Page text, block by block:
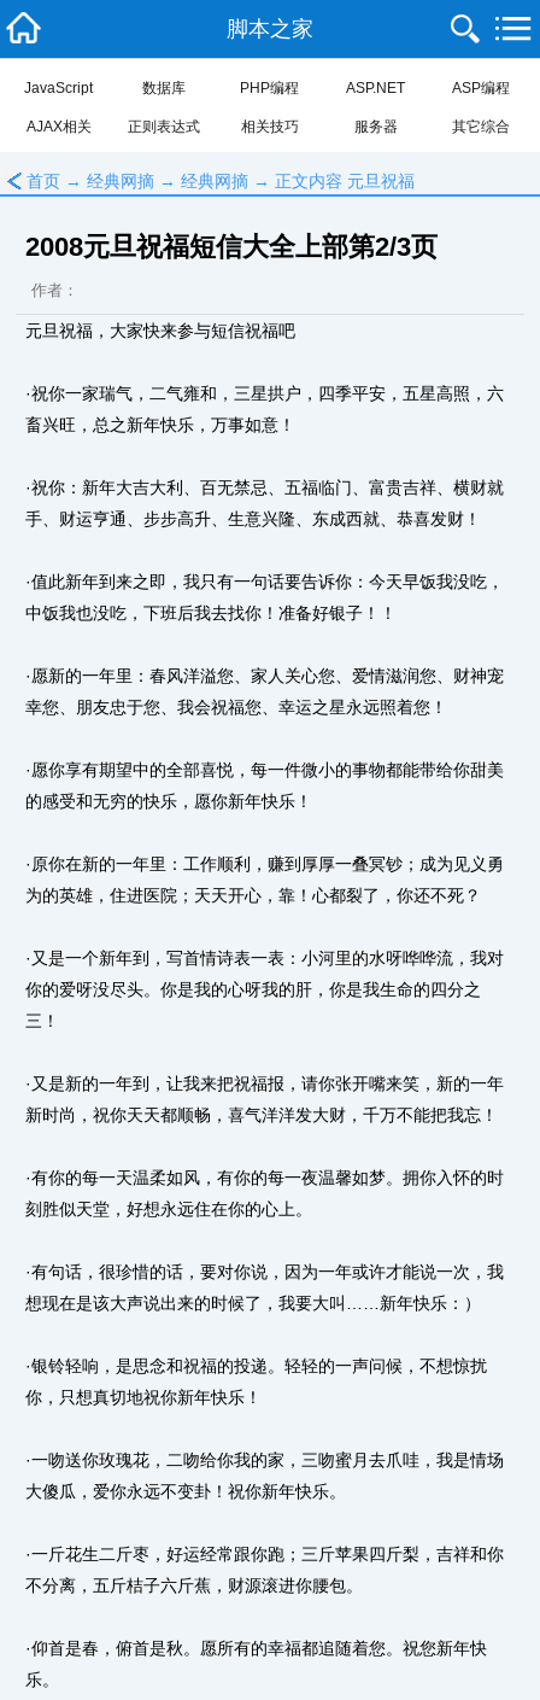
脚本之家
JavaScript 数据库 PHP编程 ASP.NET ASP编程
AJAX相关 正则表达式 相关技巧 服务器 其它综合
﹤ 首页 → 经典网摘 → 经典网摘 → 正文内容 元旦祝福
2008元旦祝福短信大全上部第2/3页
作者：
元旦祝福，大家快来参与短信祝福吧
·祝你一家瑞气，二气雍和，三星拱户，四季平安，五星高照，六
畜兴旺，总之新年快乐，万事如意！
·祝你：新年大吉大利、百无禁忌、五福临门、富贵吉祥、横财就
手、财运亨通、步步高升、生意兴隆、东成西就、恭喜发财！
·值此新年到来之即，我只有一句话要告诉你：今天早饭我没吃，
中饭我也没吃，下班后我去找你！准备好银子！！
·愿新的一年里：春风洋溢您、家人关心您、爱情滋润您、财神宠
幸您、朋友忠于您、我会祝福您、幸运之星永远照着您！
·愿你享有期望中的全部喜悦，每一件微小的事物都能带给你甜美
的感受和无穷的快乐，愿你新年快乐！
·原你在新的一年里：工作顺利，赚到厚厚一叠冥钞；成为见义勇
为的英雄，住进医院；天天开心，靠！心都裂了，你还不死？
·又是一个新年到，写首情诗表一表：小河里的水呀哗哗流，我对
你的爱呀没尽头。你是我的心呀我的肝，你是我生命的四分之
三！
·又是新的一年到，让我来把祝福报，请你张开嘴来笑，新的一年
新时尚，祝你天天都顺畅，喜气洋洋发大财，千万不能把我忘！
·有你的每一天温柔如风，有你的每一夜温馨如梦。拥你入怀的时
刻胜似天堂，好想永远住在你的心上。
·有句话，很珍惜的话，要对你说，因为一年或许才能说一次，我
想现在是该大声说出来的时候了，我要大叫……新年快乐：）
·银铃轻响，是思念和祝福的投递。轻轻的一声问候，不想惊扰
你，只想真切地祝你新年快乐！
·一吻送你玫瑰花，二吻给你我的家，三吻蜜月去爪哇，我是情场
大傻瓜，爱你永远不变卦！祝你新年快乐。
·一斤花生二斤枣，好运经常跟你跑；三斤苹果四斤梨，吉祥和你
不分离，五斤桔子六斤蕉，财源滚进你腰包。
·仰首是春，俯首是秋。愿所有的幸福都追随着您。祝您新年快
乐。